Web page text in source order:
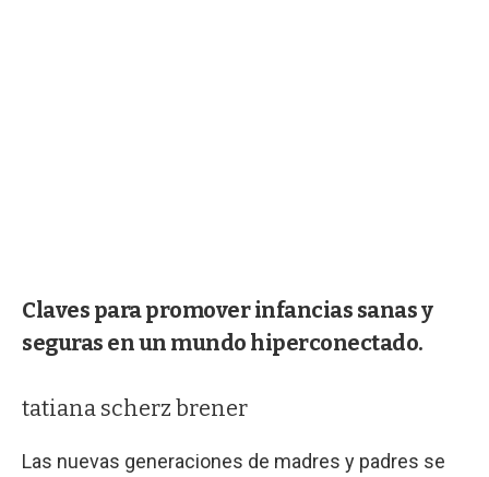
Claves para promover infancias sanas y
seguras en un mundo hiperconectado.
tatiana scherz brener
Las nuevas generaciones de madres y padres se